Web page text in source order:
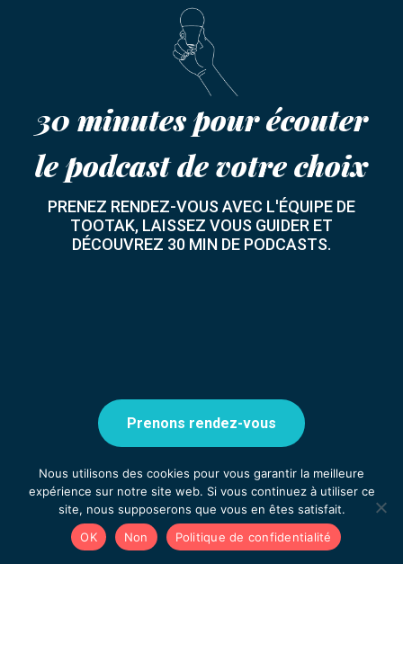
30 minutes pour écouter
le podcast de votre choix
PRENEZ RENDEZ-VOUS AVEC L'ÉQUIPE DE
TOOTAK, LAISSEZ VOUS GUIDER ET
DÉCOUVREZ 30 MIN DE PODCASTS.
Prenons rendez-vous
Nous utilisons des cookies pour vous garantir la meilleure
expérience sur notre site web. Si vous continuez à utiliser ce
site, nous supposerons que vous en êtes satisfait.
OK
Non Politique de confidentialité